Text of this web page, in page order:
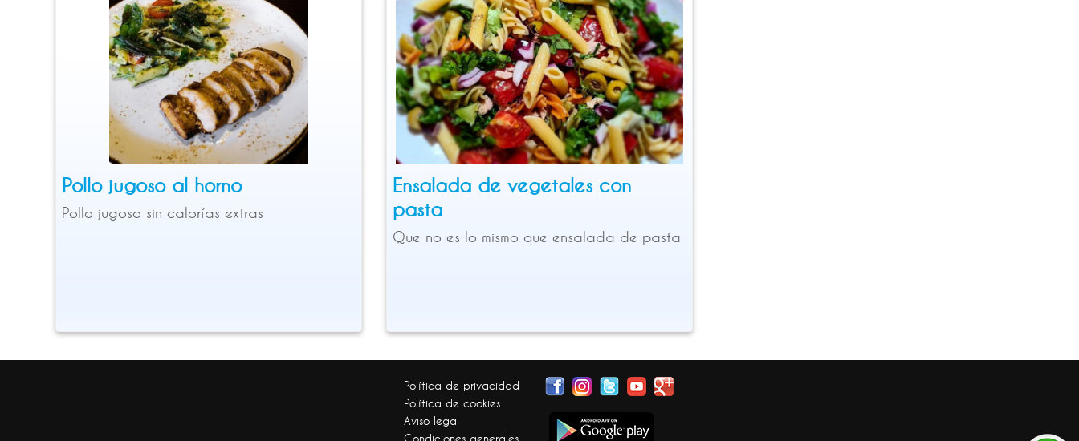
Pollo jugoso al horno
Pollo jugoso sin calorías extras
Ensalada de vegetales con
pasta
Que no es lo mismo que ensalada de pasta
Política de privacidad
Política de cookies
Aviso legal